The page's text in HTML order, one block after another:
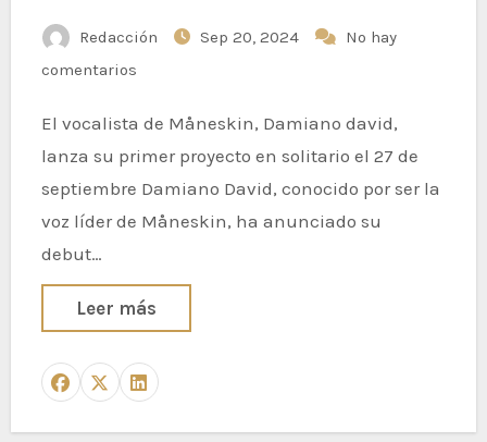
Redacción Sep 20, 2024
No hay
comentarios
El vocalista de Måneskin, Damiano david,
lanza su primer proyecto en solitario el 27 de
septiembre Damiano David, conocido por ser la
voz líder de Måneskin, ha anunciado su
debut…
Leer más